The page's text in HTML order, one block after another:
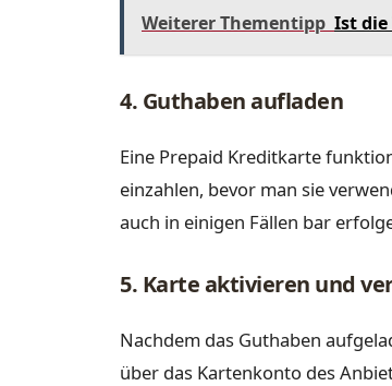
Weiterer Thementipp Ist die
4. Guthaben aufladen
Eine Prepaid Kreditkarte
einzahlen, bevor man sie
auch in einigen Fällen bar
5. Karte aktivieren und
Nachdem das Guthaben
über das Kartenkonto des